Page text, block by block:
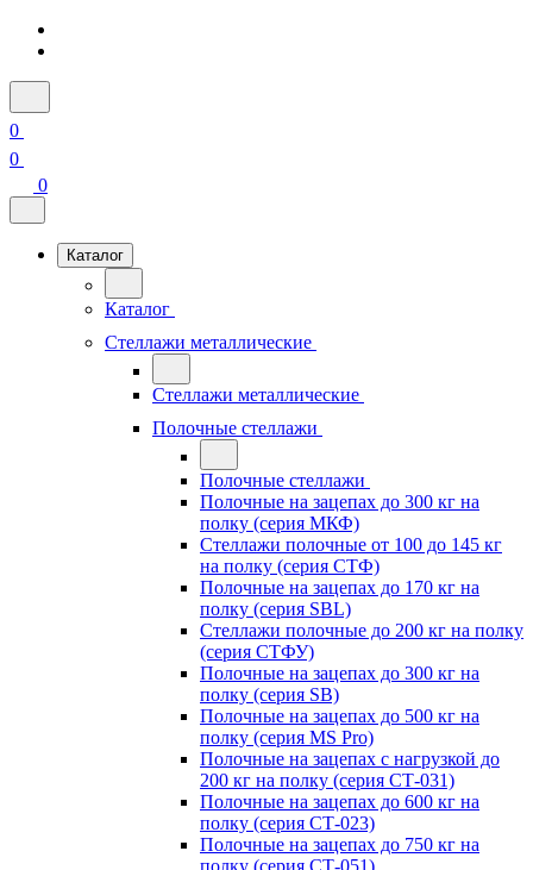
0
0
0
Каталог
Каталог
Стеллажи металлические
Стеллажи металлические
Полочные стеллажи
Полочные стеллажи
Полочные на зацепах до 300 кг на
полку (серия МКФ)
Стеллажи полочные от 100 до 145 кг
на полку (серия СТФ)
Полочные на зацепах до 170 кг на
полку (серия SBL)
Стеллажи полочные до 200 кг на полку
(серия СТФУ)
Полочные на зацепах до 300 кг на
полку (серия SB)
Полочные на зацепах до 500 кг на
полку (серия MS Pro)
Полочные на зацепах с нагрузкой до
200 кг на полку (серия СТ-031)
Полочные на зацепах до 600 кг на
полку (серия СТ-023)
Полочные на зацепах до 750 кг на
полку (серия СТ-051)